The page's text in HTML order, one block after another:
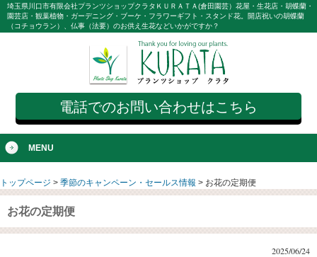
埼玉県川口市有限会社プランツショップクラタＫＵＲＡＴＡ(倉田園芸）花屋・生花店・胡蝶蘭・
園芸店・観葉植物・ガーデニング・ブーケ・フラワーギフト・スタンド花。開店祝いの胡蝶蘭
（コチョウラン）、仏事（法要）のお供え生花などいかがですか？
電話でのお問い合わせはこちら
MENU
トップページ > 季節のキャンペーン・セールス情報 > お花の定期便
お花の定期便
2025/06/24